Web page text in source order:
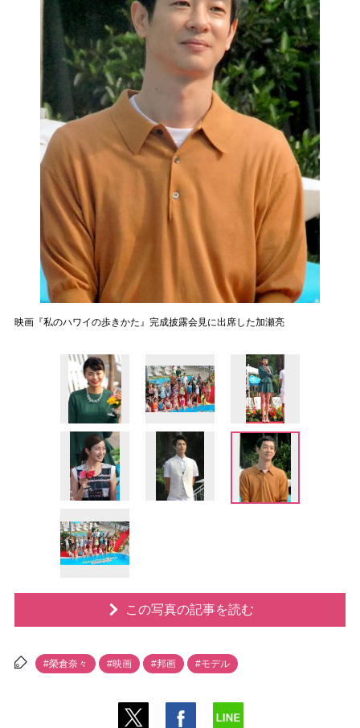
映画『私のハワイの歩きかた』完成披露会見に出席した加瀬亮
この写真の記事を読む
#榮倉奈々 #映画 #邦画 #モデル